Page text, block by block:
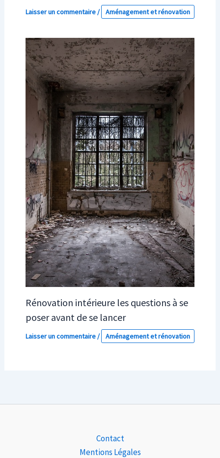
Laisser un commentaire/ Aménagement et rénovation
Rénovation intérieure les questions à se
poser avant de se lancer
Laisser un commentaire/ Aménagement et rénovation
Contact
Mentions Légales